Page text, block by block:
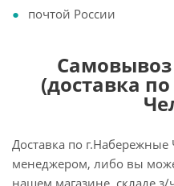
почтой России
(доставка
Доставка по г.Набережные
менеджером, либо вы
нашем магазине, складе